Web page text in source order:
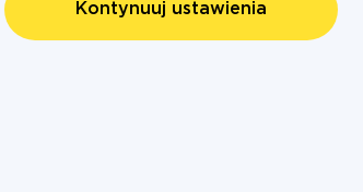
Kontynuuj ustawienia